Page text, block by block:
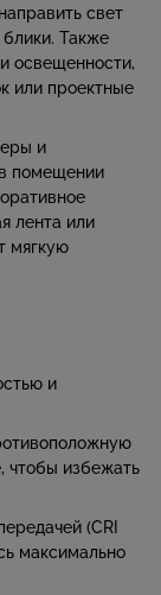
свет
Также
освещенности,
или проектные
и
помещении
лента или
мягкую
и
чтобы избежать
(CRI
максимально